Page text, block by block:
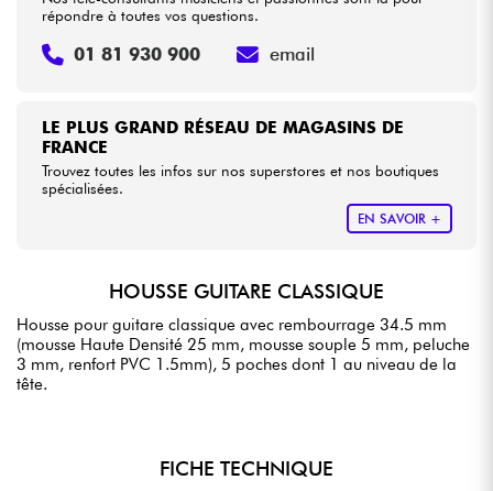
LE PLUS GRAND RÉSEAU DE MAGASINS DE
FRANCE
Trouvez toutes les infos sur nos superstores et nos boutiques
spécialisées.
EN SAVOIR +
répondre à toutes vos questions.
01 81 930 900 email
HOUSSE GUITARE CLASSIQUE
Housse pour guitare classique avec rembourrage 34.5 mm
(mousse Haute Densité 25 mm, mousse souple 5 mm, peluche
3 mm, renfort PVC 1.5mm), 5 poches dont 1 au niveau de la
tête.
FICHE TECHNIQUE